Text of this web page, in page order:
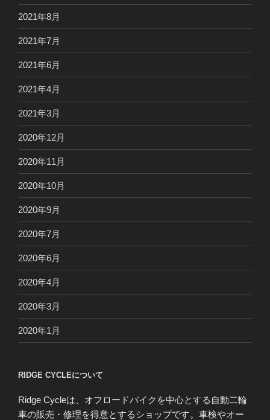
2021年8月
2021年7月
2021年6月
2021年4月
2021年3月
2020年12月
2020年11月
2020年10月
2020年9月
2020年7月
2020年6月
2020年4月
2020年3月
2020年1月
RIDGE CYCLEについて
Ridge Cycleは、オフロードバイクを中心とする自動二輪
車の販売・修理を得意とするショップです。車検やオー